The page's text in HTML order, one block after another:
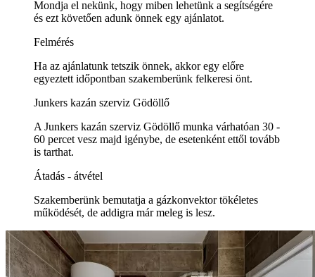
Mondja el nekünk, hogy miben lehetünk a segítségére
és ezt követően adunk önnek egy ajánlatot.
Felmérés
Ha az ajánlatunk tetszik önnek, akkor egy előre
egyeztett időpontban szakemberünk felkeresi önt.
Junkers kazán szerviz Gödöllő
A Junkers kazán szerviz Gödöllő munka várhatóan 30 -
60 percet vesz majd igénybe, de esetenként ettől tovább
is tarthat.
Átadás - átvétel
Szakemberünk bemutatja a gázkonvektor tökéletes
működését, de addigra már meleg is lesz.